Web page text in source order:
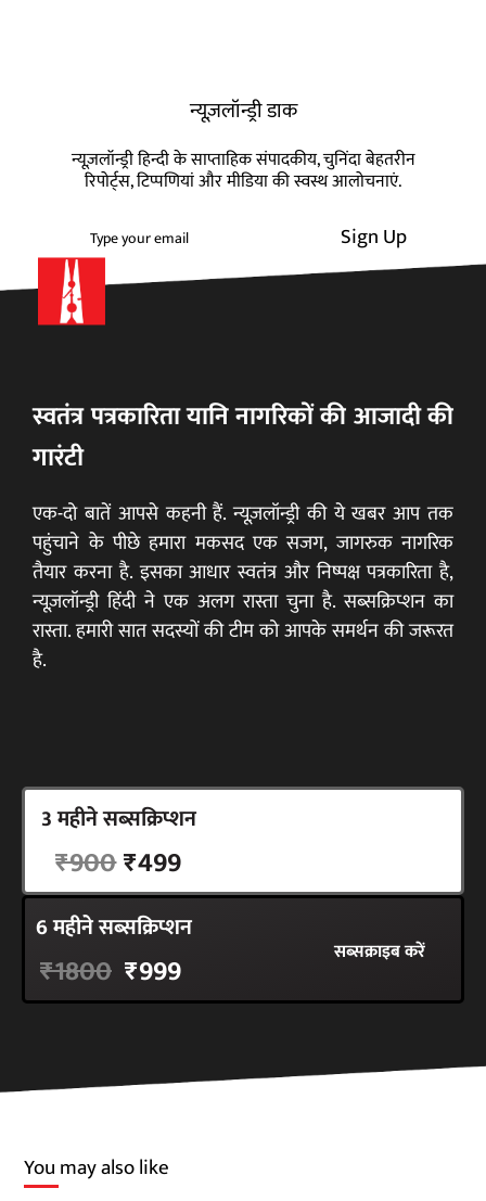
न्यूज़लॉन्ड्री डाक
न्यूज़लॉन्ड्री हिन्दी के साप्ताहिक संपादकीय, चुनिंदा बेहतरीन
रिपोर्ट्स, टिप्पणियां और मीडिया की स्वस्थ आलोचनाएं.
Sign Up
स्वतंत्र पत्रकारिता यानि नागरिकों की आजादी की
गारंटी
एक-दो बातें आपसे कहनी हैं. न्यूज़लॉन्ड्री की ये खबर आप तक
पहुंचाने के पीछे हमारा मकसद एक सजग, जागरुक नागरिक
तैयार करना है. इसका आधार स्वतंत्र और निष्पक्ष पत्रकारिता है,
न्यूज़लॉन्ड्री हिंदी ने एक अलग रास्ता चुना है. सब्सक्रिप्शन का
रास्ता. हमारी सात सदस्यों की टीम को आपके समर्थन की जरूरत
है.
3 महीने सब्सक्रिप्शन
₹900₹499
6 महीने सब्सक्रिप्शन
₹1800 ₹999 सब्सक्राइब करें
You may also like